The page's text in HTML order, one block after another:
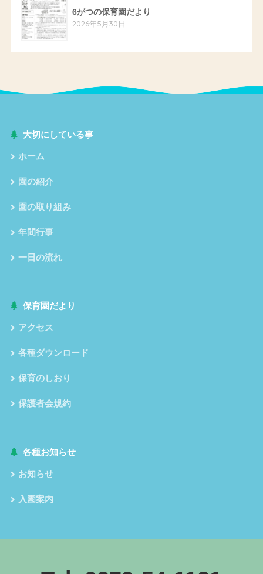
6がつの保育園だより
2026年5月30日
大切にしている事
ホーム
園の紹介
園の取り組み
年間行事
一日の流れ
保育園だより
アクセス
各種ダウンロード
保育のしおり
保護者会規約
各種お知らせ
お知らせ
入園案内